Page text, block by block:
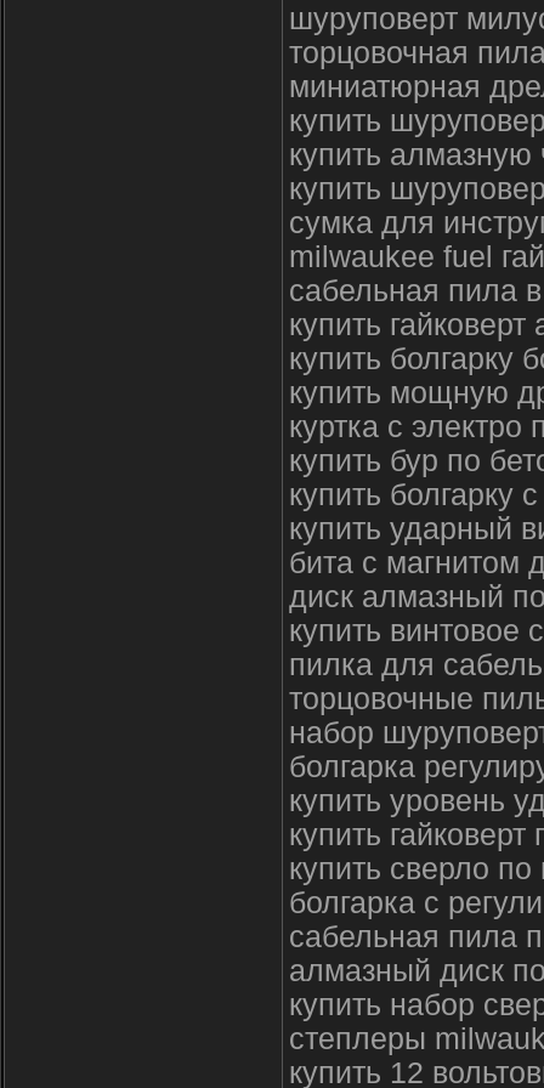
шуруповерт
торцовочная
миниатюрная
купить
купить алмазную
купить
сумка для
milwaukee fuel
сабельная пила
купить
купить болгарку
купить мощную
куртка с электро
купить бур по
купить болгарку
купить ударный
бита с магнитом
диск алмазный
купить винтовое
пилка для
торцовочные
набор
болгарка
купить уровень
купить
купить сверло
болгарка с
сабельная пила
алмазный диск
купить набор
степлеры
купить 12